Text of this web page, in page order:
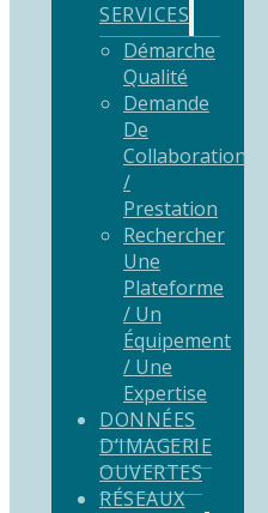
SERVICES
Démarche
Qualité
Demande
De
Collaboration
/
Prestation
Rechercher
Une
Plateforme
/ Un
Équipement
/ Une
Expertise
DONNÉES
D’IMAGERIE
OUVERTES
RÉSEAUX